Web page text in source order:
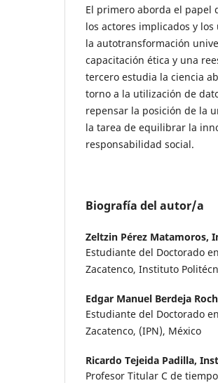
El primero aborda el papel
los actores implicados y
la autotransformación
capacitación ética y una
tercero estudia la ciencia
torno a la utilización de
repensar la posición de la
la tarea de equilibrar la
responsabilidad social.
Biografía del autor/a
Zeltzin Pérez Matamoros,
Estudiante del Doctorado
Zacatenco, Instituto
Edgar Manuel Berdeja
Estudiante del Doctorado
Zacatenco, (IPN), México
Ricardo Tejeida Padilla,
Profesor Titular C de tiempo